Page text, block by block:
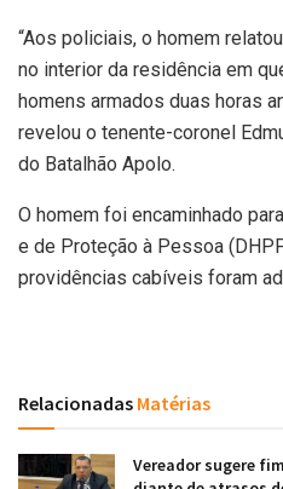
“Aos policiais, o homem
no interior da residência em
homens armados duas horas
revelou o tenente-coronel
do Batalhão Apolo.
O homem foi encaminhado
e de Proteção à Pessoa
providências cabíveis foram
Relacionadas Matérias
Vereador sugere